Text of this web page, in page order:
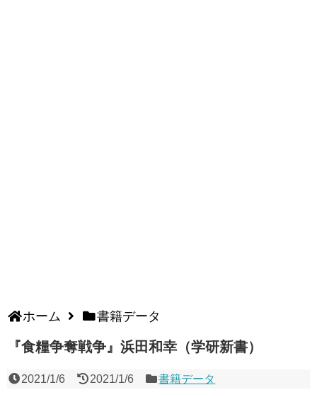
ホーム 書籍データ
『食糧争奪戦争』浜田和幸（学研新書）
2021/1/6 2021/1/6 書籍データ